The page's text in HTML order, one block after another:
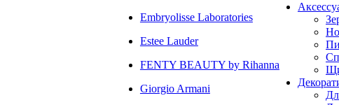
Embryolisse Laboratories
Estee Lauder
FENTY BEAUTY by Rihanna
Giorgio Armani